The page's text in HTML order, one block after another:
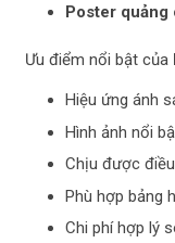
Poster quảng
Ưu điểm nổi bật của
Hiệu ứng ánh
Hình ảnh nổi
Chịu được
Phù hợp bảng
Chi phí hợp lý